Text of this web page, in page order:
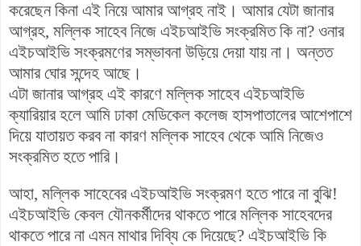
করেছেন কিনা এই নিয়ে আমার আগ্রহ নাই। আমার যেটা জানার
আগ্রহ, মল্লিক সাহেব নিজে এইচআইভি সংক্রমিত কি না? ওনার
এইচআইভি সংক্রমণের সম্ভাবনা উড়িয়ে দেয়া যায় না। অন্তত
আমার ঘোর সন্দেহ আছে।
এটা জানার আগ্রহ এই কারণে মল্লিক সাহেব এইচআইভি
ক্যারিয়ার হলে আমি ঢাকা মেডিকেল কলেজ হাসপাতালের আশেপাশে
দিয়ে যাতায়ত করব না কারণ মল্লিক সাহেব থেকে আমি নিজেও
সংক্রমিত হতে পারি।
আহা, মল্লিক সাহেবের এইচআইভি সংক্রমণ হতে পারে না বুঝি!
এইচআইভি কেবল যৌনকর্মীদের থাকতে পারে মল্লিক সাহেবদের
থাকতে পারে না এমন মাথার দিব্যি কে দিয়েছে? এইচআইভি কি